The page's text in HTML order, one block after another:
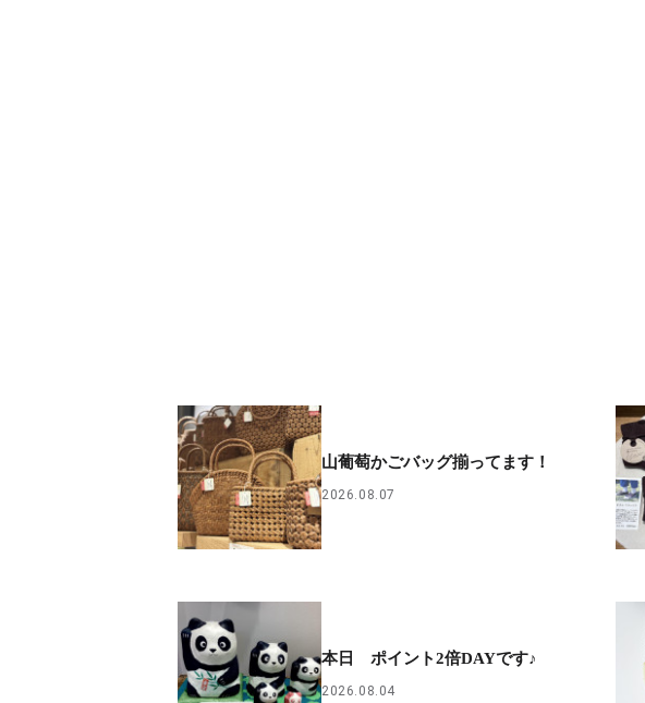
山葡萄かごバッグ揃ってます！
2026.08.07
本日 ポイント2倍DAYです♪
2026.08.04